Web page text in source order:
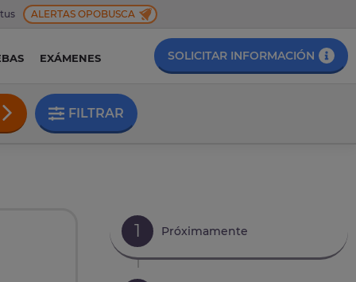
ALERTAS OPOBUSCA
EXÁMENES SOLICITAR INFORMACIÓN
FILTRAR
1 Próximamente